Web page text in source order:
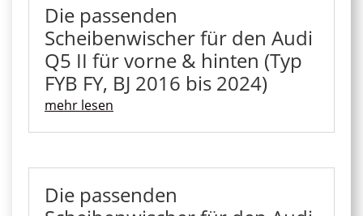
Die passenden
Scheibenwischer für den Audi
Q5 II für vorne & hinten (Typ
FYB FY, BJ 2016 bis 2024)
mehr lesen
Die passenden